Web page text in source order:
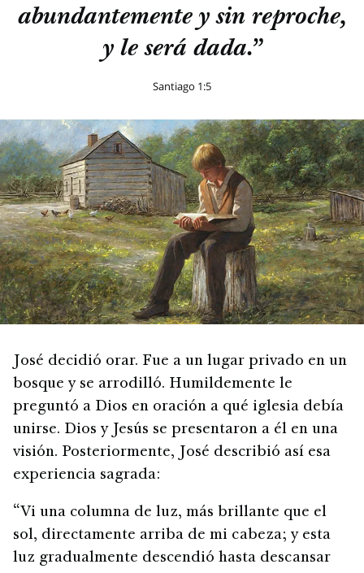
abundantemente y sin reproche,
y le será dada.”
Santiago 1:5
José decidió orar. Fue a un lugar privado en un
bosque y se arrodilló. Humildemente le
preguntó a Dios en oración a qué iglesia debía
unirse. Dios y Jesús se presentaron a él en una
visión. Posteriormente, José describió así esa
experiencia sagrada:
“Vi una columna de luz, más brillante que el
sol, directamente arriba de mi cabeza; y esta
luz gradualmente descendió hasta descansar